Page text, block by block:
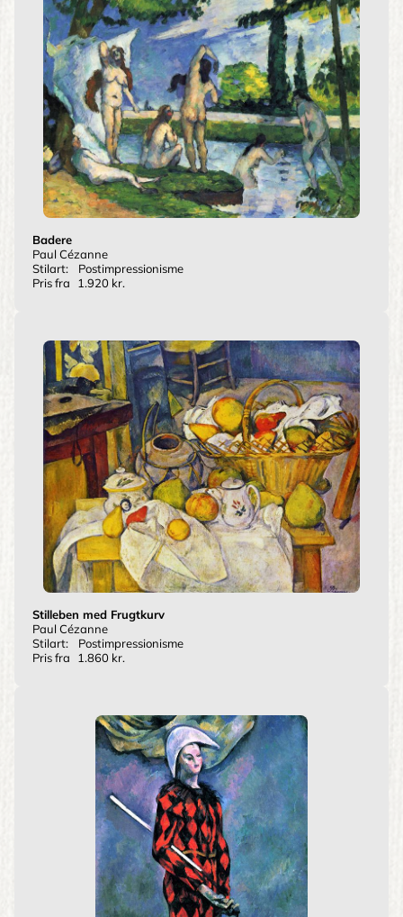
Badere
Paul Cézanne
Stilart:
Postimpressionisme
Pris fra
1.920 kr.
Stilleben med Frugtkurv
Paul Cézanne
Stilart:
Postimpressionisme
Pris fra
1.860 kr.